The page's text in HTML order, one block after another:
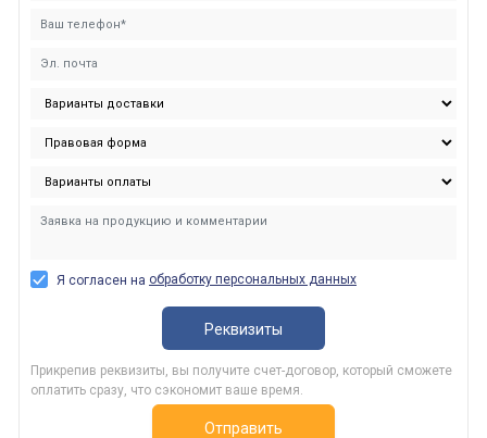
Я согласен на обработку персональных данных
Реквизиты
Прикрепив реквизиты, вы получите счет-договор, который сможете
оплатить сразу, что сэкономит ваше время.
Отправить